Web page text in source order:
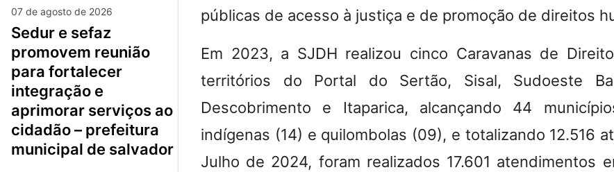
07 de agosto de 2026
sedur e sefaz
promovem reunião
para fortalecer
integração e
aprimorar serviços ao
cidadão – prefeitura
municipal de salvador
públicas de acesso à justiça e de promoção de direitos
Em 2023, a SJDH realizou cinco Caravanas de
territórios do Portal do Sertão, Sisal, Sudoeste
Descobrimento e Itaparica, alcançando 44
indígenas (14) e quilombolas (09), e totalizando 12.516
Julho de 2024, foram realizados 17.601 atendimentos